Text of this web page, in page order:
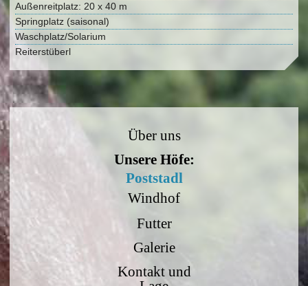
Außenreitplatz: 20 x 40 m
Springplatz (saisonal)
Waschplatz/Solarium
Reiterstüberl
Über uns
Unsere Höfe:
Poststadl
Windhof
Futter
Galerie
Kontakt und